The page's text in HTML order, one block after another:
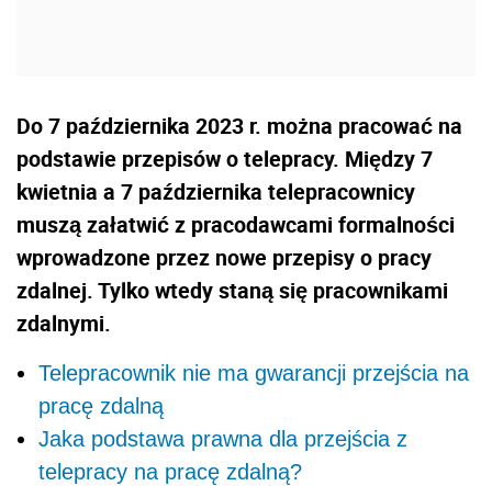
Do 7 października 2023 r. można pracować na
podstawie przepisów o telepracy. Między 7
kwietnia a 7 października telepracownicy
muszą załatwić z pracodawcami formalności
wprowadzone przez nowe przepisy o pracy
zdalnej. Tylko wtedy staną się pracownikami
zdalnymi.
Telepracownik nie ma gwarancji przejścia na
pracę zdalną
Jaka podstawa prawna dla przejścia z
telepracy na pracę zdalną?